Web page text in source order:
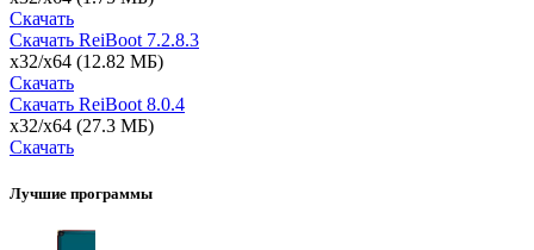
Скачать
Скачать ReiBoot 7.2.8.3
x32/x64 (12.82 МБ)
Скачать
Скачать ReiBoot 8.0.4
x32/x64 (27.3 МБ)
Скачать
Лучшие программы